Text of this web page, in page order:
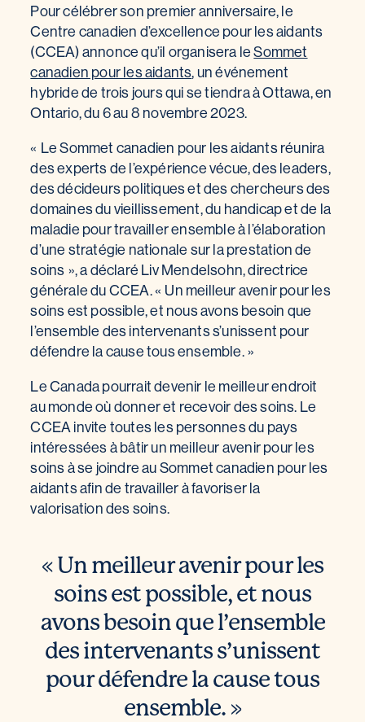
Pour célébrer son premier anniversaire, le
Centre canadien d’excellence pour les aidants
(CCEA) annonce qu’il organisera leSommet
canadien pour les aidants, un événement
hybride de trois jours qui se tiendra à Ottawa, en
Ontario, du 6 au 8 novembre 2023.
« Le Sommet canadien pour les aidants réunira
des experts de l’expérience vécue, des leaders,
des décideurs politiques et des chercheurs des
domaines du vieillissement, du handicap et de la
maladie pour travailler ensemble à l’élaboration
d’une stratégie nationale sur la prestation de
soins », a déclaré Liv Mendelsohn, directrice
générale du CCEA. « Un meilleur avenir pour les
soins est possible, et nous avons besoin que
l’ensemble des intervenants s’unissent pour
défendre la cause tous ensemble. »
Le Canada pourrait devenir le meilleur endroit
au monde où donner et recevoir des soins. Le
CCEA invite toutes les personnes du pays
intéressées à bâtir un meilleur avenir pour les
soins à se joindre au Sommet canadien pour les
aidants afin de travailler à favoriser la
valorisation des soins.
« Un meilleur avenir pour les
soins est possible, et nous
avons besoin que l’ensemble
des intervenants s’unissent
pour défendre la cause tous
ensemble. »